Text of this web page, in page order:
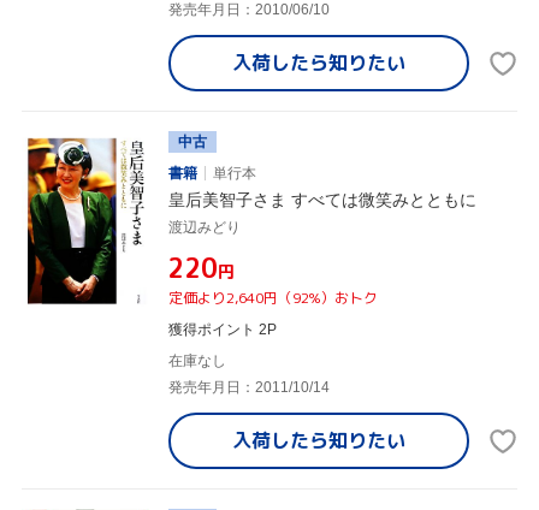
発売年月日：2010/06/10
入荷したら知りたい
中古
書籍
単行本
皇后美智子さま すべては微笑みとともに
渡辺みどり
¥220円
定価より2,640円（92%）おトク
獲得ポイント 2P
在庫なし
発売年月日：2011/10/14
入荷したら知りたい